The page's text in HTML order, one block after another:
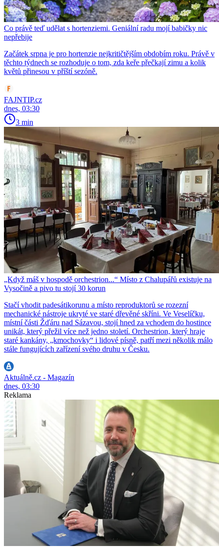
Co právě teď udělat s hortenziemi. Geniální radu mojí babičky nic
nepřebije
Začátek srpna je pro hortenzie nejkritičtějším obdobím roku. Právě v
těchto týdnech se rozhoduje o tom, zda keře přečkají zimu a kolik
květů přinesou v příští sezóně.
FAJNTIP.cz
dnes, 03:30
3 min
„Když máš v hospodě orchestrion...“ Místo z Chalupářů existuje na
Vysočině a pivo tu stojí 30 korun
Stačí vhodit padesátikorunu a místo reproduktorů se rozezní
mechanické nástroje ukryté ve staré dřevěné skříni. Ve Veselíčku,
místní části Žďáru nad Sázavou, stojí hned za vchodem do hostince
unikát, který přežil více než jedno století. Orchestrion, který hraje
staré kankány, „kmochovky“ i lidové písně, patří mezi několik málo
stále fungujících zařízení svého druhu v Česku.
Aktuálně.cz - Magazín
dnes, 03:30
Reklama